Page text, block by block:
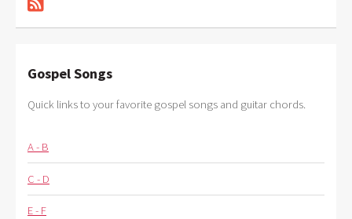
Gospel Songs
Quick links to your favorite gospel songs and guitar chords.
A - B
C - D
E - F